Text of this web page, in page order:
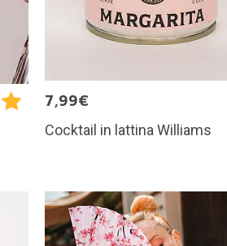
7,99€
Cocktail in lattina Williams